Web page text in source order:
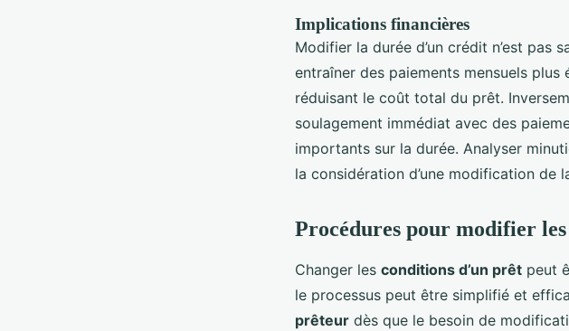
Implications financières
Modifier la durée d’un crédit n’est pas
entraîner des paiements mensuels
réduisant le coût total du prêt.
soulagement immédiat avec des
importants sur la durée. Analyser
la considération d’une modification de
Procédures pour modifier
Changer les conditions d’un prêt peut
le processus peut être simplifié et
prêteur dès que le besoin de